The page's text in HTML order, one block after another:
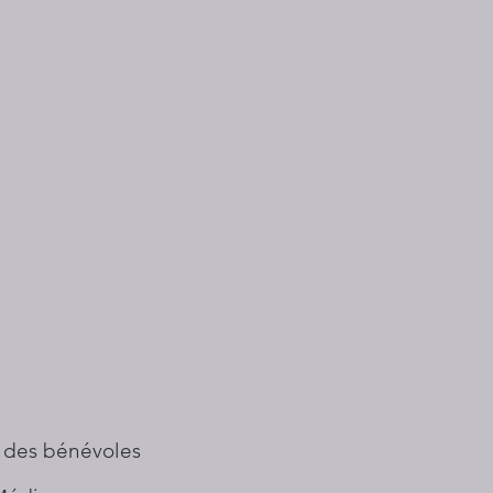
des bénévoles